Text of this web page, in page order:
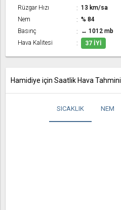
Rüzgar Hızı
13 km/sa
Nem
% 84
Basınç
↔ 1012 mb
Hava Kalitesi
37 İYI
Hamidiye için Saatlik Hava Tahmini
SICAKLIK NEM